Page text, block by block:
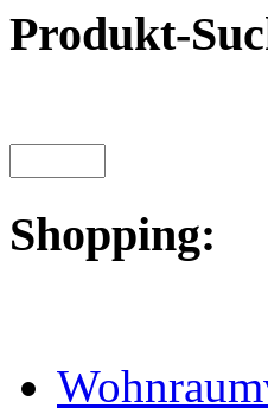
Produkt-
Shopping: